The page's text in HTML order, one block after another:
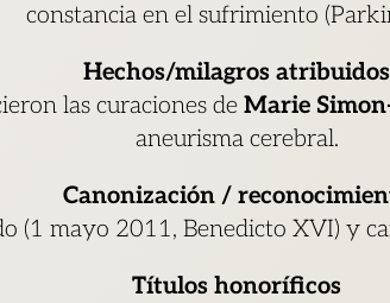
constancia en el sufrimiento
Hechos/milagros atribuidos
las curaciones de Marie
aneurisma cerebral.
Canonización /
(1 mayo 2011, Benedicto XVI) y
Títulos honoríficos